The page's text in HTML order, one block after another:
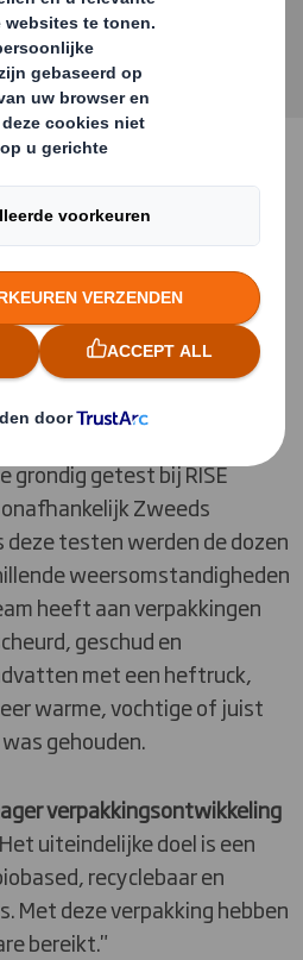
viel op door de slimme
en kwaliteit van
duurzaamheid
gebaseerd op het feit dat
gemaakte, primaire
is, dat het gemakkelijk
en te vervoeren. En
kwaliteit golfkarton is.
aan alle strenge
grondig getest bij RISE
Zweeds
testen werden de dozen
weersomstandigheden
heeft aan verpakkingen
geschud en
met een heftruck,
warme, vochtige of juist
gehouden.
verpakkingsontwikkeling
uiteindelijke doel is een
recyclebaar en
Met deze verpakking hebben
bereikt."